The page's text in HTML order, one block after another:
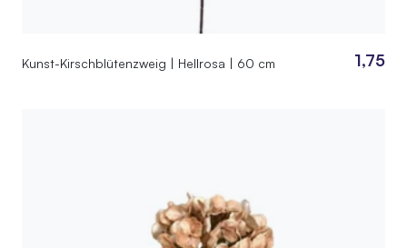
Kunst-Kirschblütenzweig | Hellrosa | 60 cm 1,75